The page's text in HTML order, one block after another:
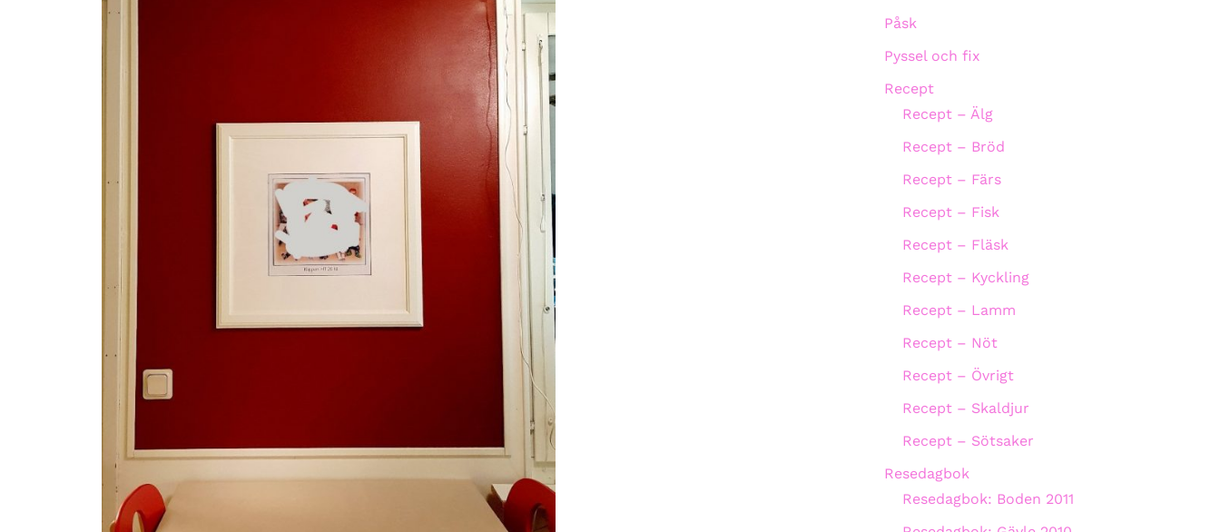
Påsk
Pyssel och fix
Recept
Recept – Älg
Recept – Bröd
Recept – Färs
Recept – Fisk
Recept – Fläsk
Recept – Kyckling
Recept – Lamm
Recept – Nöt
Recept – Övrigt
Recept – Skaldjur
Recept – Sötsaker
Resedagbok
Resedagbok: Boden 2011